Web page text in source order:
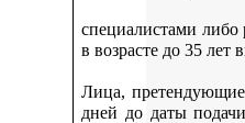
специалистами
в возрасте до 35 лет
Лица,
дней до даты